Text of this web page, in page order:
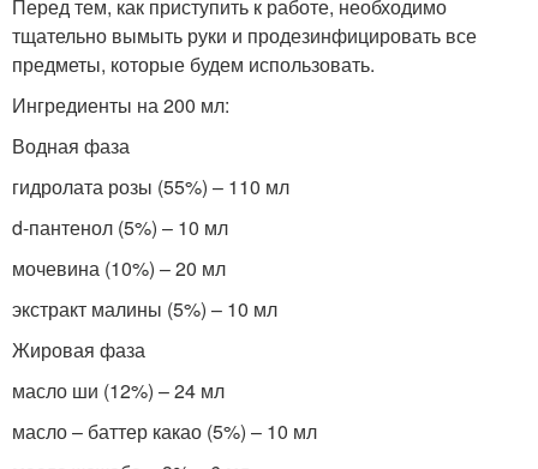
Перед тем, как приступить к работе, необходимо
тщательно вымыть руки и продезинфицировать все
предметы, которые будем использовать.
Ингредиенты на 200 мл:
Водная фаза
гидролата розы (55%) – 110 мл
d-пантенол (5%) – 10 мл
мочевина (10%) – 20 мл
экстракт малины (5%) – 10 мл
Жировая фаза
масло ши (12%) – 24 мл
масло – баттер какао (5%) – 10 мл